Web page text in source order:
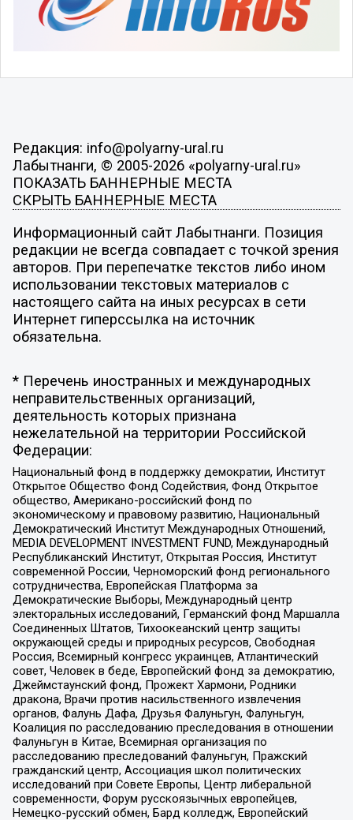
Редакция: info@polyarny-ural.ru
Лабытнанги, © 2005-2026 «polyarny-ural.ru»
ПОКАЗАТЬ БАННЕРНЫЕ МЕСТА
СКРЫТЬ БАННЕРНЫЕ МЕСТА
Информационный сайт Лабытнанги. Позиция
редакции не всегда совпадает с точкой зрения
авторов. При перепечатке текстов либо ином
использовании текстовых материалов с
настоящего сайта на иных ресурсах в сети
Интернет гиперссылка на источник
обязательна.
* Перечень иностранных и международных
неправительственных организаций,
деятельность которых признана
нежелательной на территории Российской
Федерации:
Национальный фонд в поддержку демократии, Институт
Открытое Общество Фонд Содействия, Фонд Открытое
общество, Американо-российский фонд по
экономическому и правовому развитию, Национальный
Демократический Институт Международных Отношений,
MEDIA DEVELOPMENT INVESTMENT FUND, Международный
Республиканский Институт, Открытая Россия, Институт
современной России, Черноморский фонд регионального
сотрудничества, Европейская Платформа за
Демократические Выборы, Международный центр
электоральных исследований, Германский фонд Маршалла
Соединенных Штатов, Тихоокеанский центр защиты
окружающей среды и природных ресурсов, Свободная
Россия, Всемирный конгресс украинцев, Атлантический
совет, Человек в беде, Европейский фонд за демократию,
Джеймстаунский фонд, Прожект Хармони, Родники
дракона, Врачи против насильственного извлечения
органов, Фалунь Дафа, Друзья Фалуньгун, Фалуньгун,
Коалиция по расследованию преследования в отношении
Фалуньгун в Китае, Всемирная организация по
расследованию преследований Фалуньгун, Пражский
гражданский центр, Ассоциация школ политических
исследований при Совете Европы, Центр либеральной
современности, Форум русскоязычных европейцев,
Немецко-русский обмен, Бард колледж, Европейский